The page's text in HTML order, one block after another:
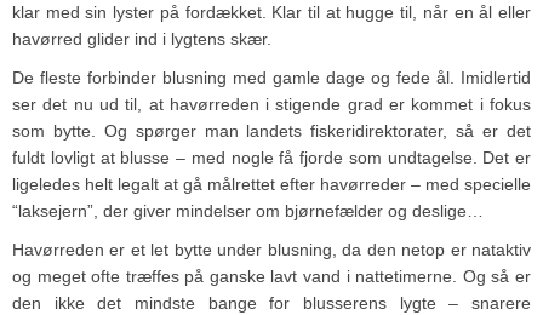
klar med sin lyster på fordækket. Klar til at hugge til, når en ål eller
havørred glider ind i lygtens skær.
De fleste forbinder blusning med gamle dage og fede ål. Imidlertid
ser det nu ud til, at havørreden i stigende grad er kommet i fokus
som bytte. Og spørger man landets fiskeridirektorater, så er det
fuldt lovligt at blusse – med nogle få fjorde som undtagelse. Det er
ligeledes helt legalt at gå målrettet efter havørreder – med specielle
“laksejern”, der giver mindelser om bjørnefælder og deslige…
Havørreden er et let bytte under blusning, da den netop er nataktiv
og meget ofte træffes på ganske lavt vand i nattetimerne. Og så er
den ikke det mindste bange for blusserens lygte – snarere